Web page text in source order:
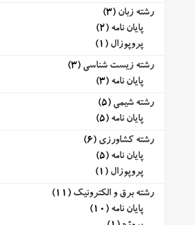
رشته زبان (3)
پایان نامه (2)
پروپوزال (1)
رشته زیست شناسی (3)
پایان نامه (3)
رشته شیمی (5)
پایان نامه (5)
رشته کشاورزی (6)
پایان نامه (5)
پروپوزال (1)
رشته برق و الکترونیک (11)
پایان نامه (10)